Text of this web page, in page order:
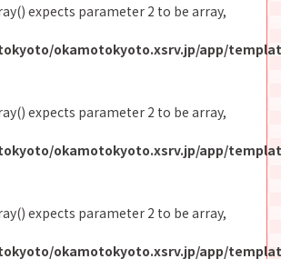
expects parameter 2 to be array,
okamotokyoto.xsrv.jp/app/
expects parameter 2 to be array,
okamotokyoto.xsrv.jp/app/
expects parameter 2 to be array,
okamotokyoto.xsrv.jp/app/